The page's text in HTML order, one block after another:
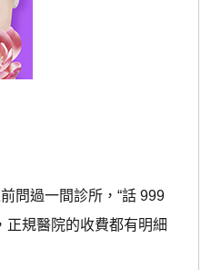
問過一間診所，“話 999
正規醫院的收費都有明細